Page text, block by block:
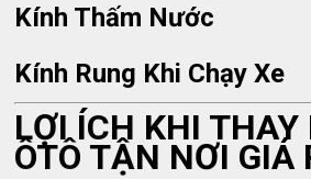
Kính Thấm Nước
Kính Rung Khi Chạy Xe
LỢI ÍCH KHI THAY
ÔTÔ TẬN NƠI GIÁ